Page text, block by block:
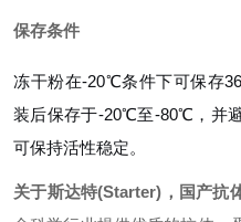
保存条件
冻干粉在-20℃条件下可保存
装后保存于-20℃至-80℃，并
可保持活性稳定。
关于斯达特(Starter)，国产抗